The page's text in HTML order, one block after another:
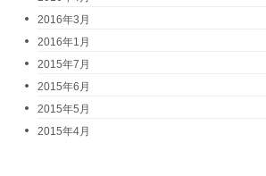
2016年3月
2016年1月
2015年7月
2015年6月
2015年5月
2015年4月